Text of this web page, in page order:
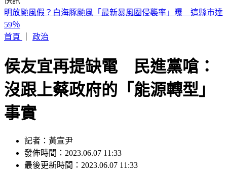
快訊／「蝴蝶姐姐」愷樂生了！雙胞胎女兒35週早產
首頁
侯友宜再提缺電 民進黨嗆：
沒跟上蔡政府的「能源轉型」
事實
發佈時間：2023.06.07 11:33
最後更新時間：2023.06.07 11:33